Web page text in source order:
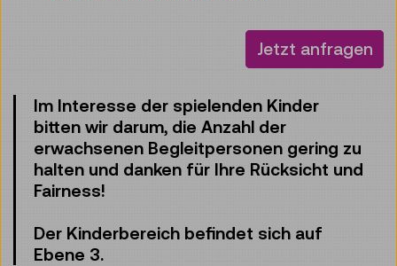
Jetzt anfragen
Im Interesse der spielenden Kinder
bitten wir darum, die Anzahl der
erwachsenen Begleitpersonen gering zu
halten und danken für Ihre Rücksicht und
Fairness!
Der Kinderbereich befindet sich auf
Ebene 3.